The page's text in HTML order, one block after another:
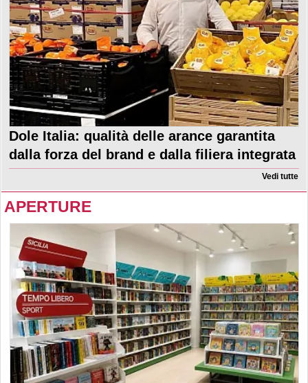
Dole Italia: qualità delle arance garantita
dalla forza del brand e dalla filiera integrata
Vedi tutte
APERTURE